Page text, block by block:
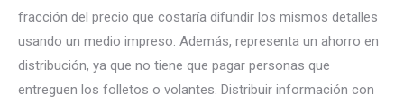
fracción del precio que costaría difundir los mismos detalles
usando un medio impreso. Además, representa un ahorro en
distribución, ya que no tiene que pagar personas que
entreguen los folletos o volantes. Distribuir información con